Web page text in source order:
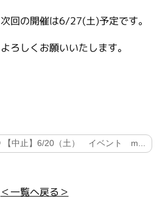
次回の開催は6/27(土)予定です。
よろしくお願いいたします。
【中止】6/20（土） イベント m...
＜一覧へ戻る＞